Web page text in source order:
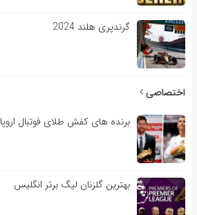
گرندپری هلند 2024
اختصاصی
برنده های کفش طلای فوتبال اروپا
بهترین گلزنان لیگ برتر انگلیس